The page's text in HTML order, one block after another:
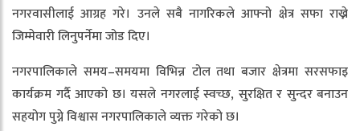
नगरवासीलाई आग्रह गरे। उनले सबै नागरिकले आफ्नो क्षेत्र सफा राख्ने
जिम्मेवारी लिनुपर्नेमा जोड दिए।
नगरपालिकाले समय–समयमा विभिन्न टोल तथा बजार क्षेत्रमा सरसफाइ
कार्यक्रम गर्दै आएको छ। यसले नगरलाई स्वच्छ, सुरक्षित र सुन्दर बनाउन
सहयोग पुग्ने विश्वास नगरपालिकाले व्यक्त गरेको छ।